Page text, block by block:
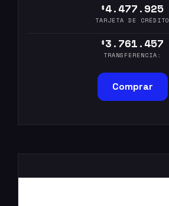
$4.477.925
TARJETA DE CRÉDITO
$3.761.457
TRANSFERENCIA:
Comprar